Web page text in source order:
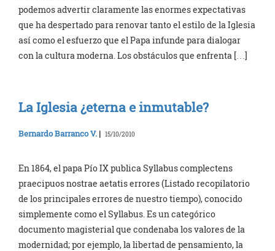
podemos advertir claramente las enormes expectativas
que ha despertado para renovar tanto el estilo de la Iglesia
así como el esfuerzo que el Papa infunde para dialogar
con la cultura moderna. Los obstáculos que enfrenta […]
La Iglesia ¿eterna e inmutable?
Bernardo Barranco V. | 15/10/2010
En 1864, el papa Pío IX publica Syllabus complectens
praecipuos nostrae aetatis errores (Listado recopilatorio
de los principales errores de nuestro tiempo), conocido
simplemente como el Syllabus. Es un categórico
documento magisterial que condenaba los valores de la
modernidad; por ejemplo, la libertad de pensamiento, la